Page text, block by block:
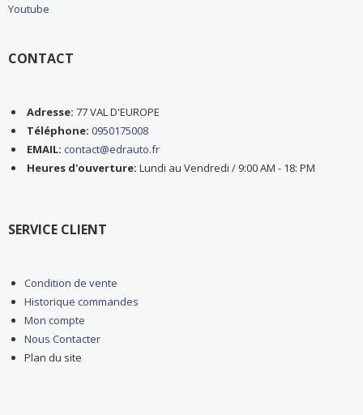
Youtube
CONTACT
Adresse: 77 VAL D'EUROPE
Téléphone: 0950175008
EMAIL: contact@edrauto.fr
Heures d'ouverture: Lundi au Vendredi / 9:00 AM - 18: PM
SERVICE CLIENT
Condition de vente
Historique commandes
Mon compte
Nous Contacter
Plan du site